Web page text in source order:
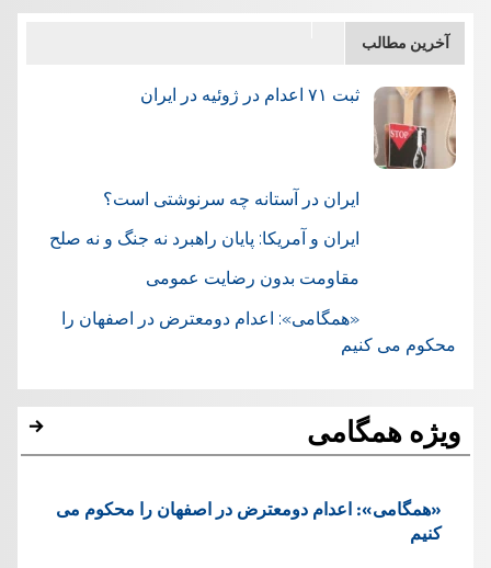
آخرین مطالب
ثبت ۷۱ اعدام در ژوئيه در ایران
ایران در آستانه چه سرنوشتی است؟
ایران و آمریکا: پایان راهبرد نه جنگ و نه صلح
مقاومت بدون رضایت عمومی
«همگامی»: اعدام دومعترض در اصفهان را
محکوم می کنیم
ویژه همگامی
«همگامی»: اعدام دومعترض در اصفهان را محکوم می
کنیم